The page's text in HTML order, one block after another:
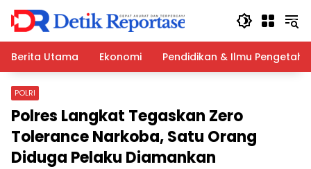
Langsung
konten
Berita Utama
Ekonomi Pendidikan & Ilmu
POLRI
Polres Langkat Tegaskan Zero
Tolerance Narkoba, Satu Orang
Diduga Pelaku Diamankan